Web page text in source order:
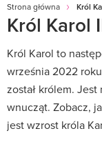
Strona główna Król
Król Karol
Król Karol to
września 2022
został królem.
wnucząt. Zobacz,
jest wzrost króla